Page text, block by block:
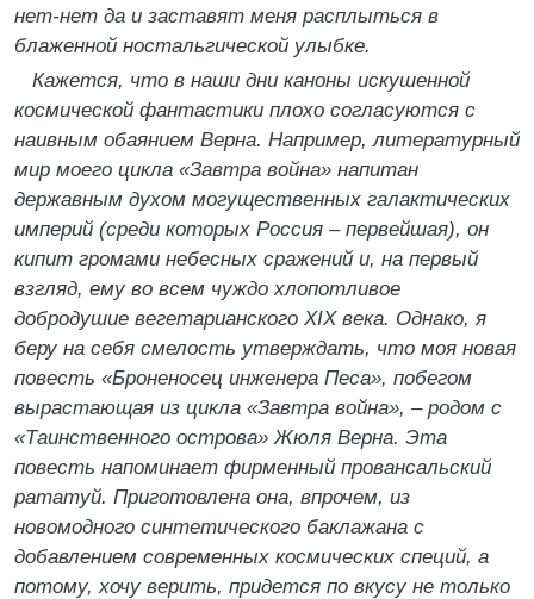
нет-нет да и заставят меня расплыться в
блаженной ностальгической улыбке.
Кажется, что в наши дни каноны искушенной
космической фантастики плохо согласуются с
наивным обаянием Верна. Например, литературный
мир моего цикла «Завтра война» напитан
державным духом могущественных галактических
империй (среди которых Россия – первейшая), он
кипит громами небесных сражений и, на первый
взгляд, ему во всем чуждо хлопотливое
добродушие вегетарианского XIX века. Однако, я
беру на себя смелость утверждать, что моя новая
повесть «Броненосец инженера Песа», побегом
вырастающая из цикла «Завтра война», – родом с
«Таинственного острова» Жюля Верна. Эта
повесть напоминает фирменный провансальский
рататуй. Приготовлена она, впрочем, из
новомодного синтетического баклажана с
добавлением современных космических специй, а
потому, хочу верить, придется по вкусу не только